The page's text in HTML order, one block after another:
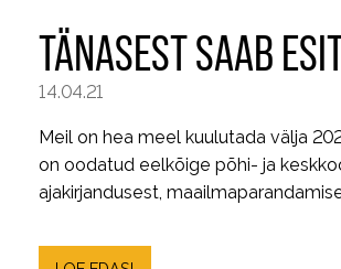
TÄNASEST SAAB
14.04.21
Meil on hea meel kuulutada välja
on oodatud eelkõige põhi- ja
ajakirjandusest,